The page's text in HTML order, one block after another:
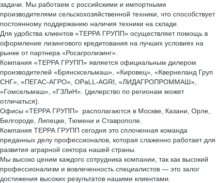
задачи. Мы работаем с российскими и импортными
производителями сельскохозяйственной техники, что способствует
постоянному поддержанию наличия техники на складе.
Для удобства клиентов «ТЕРРА ГРУПП» осуществляет помощь в
оформление лизингового кредитования на лучших условиях на
рынке от партнера «Росагролизинг».
Компания «ТЕРРА ГРУПП» является официальным дилером
производителей «Брянсксельмаш», «Кировец», «Квернеланд Груп
СНГ», «ПЕГАС-АГРО», OPaLL-AGRI, «ЛИДАГРОПРОММАШ»,
«Гомсельмаш», «ГЗЛиН». (дилерство по регионам может
отличаться).
Офисы «ТЕРРА ГРУПП» располагаются в Москве, Казани, Орле,
Белгороде, Липецке, Тюмени и Ставрополе.
Компания ТЕРРА ГРУПП сегодня это сплоченная команда
преданных делу профессионалов, которая слаженно работает для
развития аграрной сектора нашей страны.
Мы высоко ценим каждого сотрудника компании, так как высокий
профессионализм и вовлеченность специалистов — это залог
достижения высоких результатов нашими клиентами.